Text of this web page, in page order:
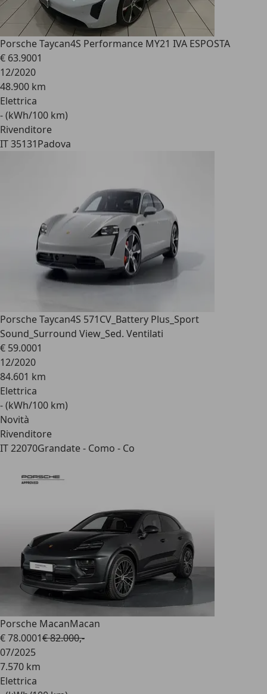
Porsche Taycan4S Performance MY21 IVA ESPOSTA
€ 63.9001
12/2020
48.900 km
Elettrica
- (kWh/100 km)
Rivenditore
IT 35131Padova
Porsche Taycan4S 571CV_Battery Plus_Sport
Sound_Surround View_Sed. Ventilati
€ 59.0001
12/2020
84.601 km
Elettrica
- (kWh/100 km)
Novità
Rivenditore
IT 22070Grandate - Como - Co
Porsche MacanMacan
€ 78.0001€ 82.000,-
07/2025
7.570 km
Elettrica